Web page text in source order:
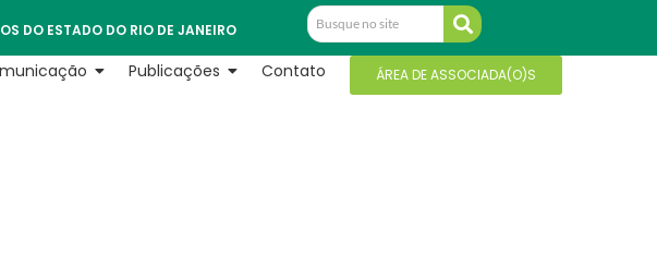
DO ESTADO DO RIO DE JANEIRO
Publicações Contato ÁREA DE ASSOCIADA(O)S